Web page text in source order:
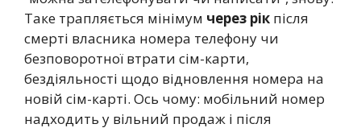
Таке трапляється мінімум через рік після
смерті власника номера телефону чи
безповоротної втрати сім-карти,
бездіяльності щодо відновлення номера на
новій сім-карті. Ось чому: мобільний номер
надходить у вільний продаж і після